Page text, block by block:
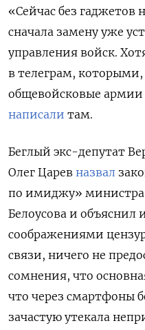
«Сейчас без гаджетов
сначала замену уже
управления войск.
в телеграм, которыми,
общевойсковые
написали там.
Беглый экс-депутат
Олег Царев назвал
по имиджу» министра
Белоусова и объяснил
соображениями
связи, ничего не
сомнения, что
что через смартфоны
зачастую утекала